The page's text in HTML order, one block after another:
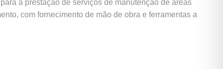
a prestação de serviços de manutenção de áreas
com fornecimento de mão de obra e ferramentas a